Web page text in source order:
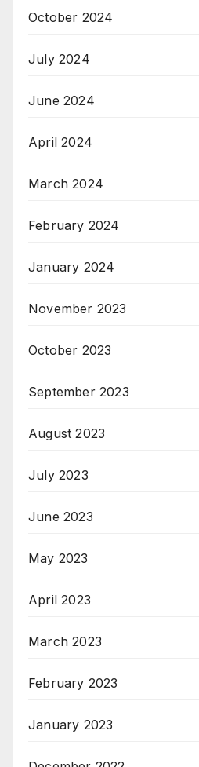
October 2024
July 2024
June 2024
April 2024
March 2024
February 2024
January 2024
November 2023
October 2023
September 2023
August 2023
July 2023
June 2023
May 2023
April 2023
March 2023
February 2023
January 2023